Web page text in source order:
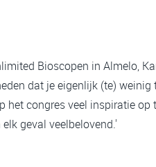
Bioscopen in Almelo,
dat je eigenlijk (te)
het congres veel inspiratie
geval veelbelovend.'